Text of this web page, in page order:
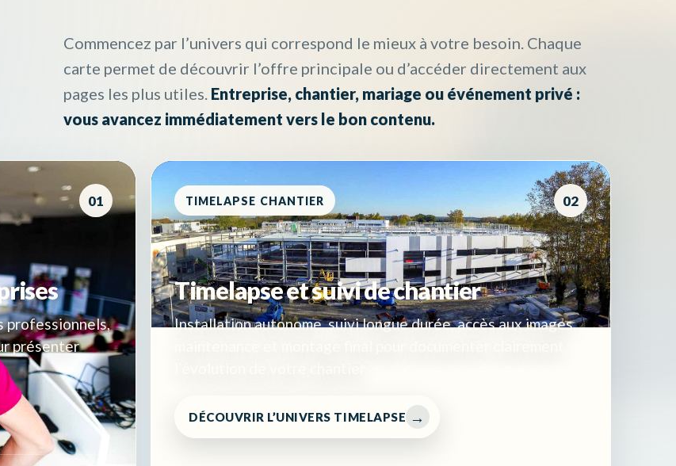
Commencez par l’univers qui correspond le mieux à votre besoin. Chaque
carte permet de découvrir l’offre principale ou d’accéder directement aux
pages les plus utiles. Entreprise, chantier, mariage ou événement privé :
vous avancez immédiatement vers le bon contenu.
01
professionnels,
présenter
TIMELAPSE CHANTIER 02
Timelapse et suivi de chantier
Installation autonome, suivi longue durée, accès aux images,
DÉCOUVRIR L’UNIVERS TIMELAPSE